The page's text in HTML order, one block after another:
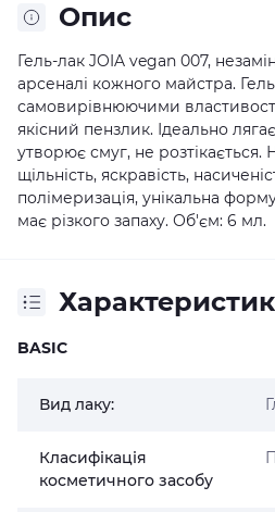
Опис
Гель-лак JOIA vegan 007,
арсеналі кожного майстра.
самовирівнюючими
якісний пензлик. Ідеально
утворює смуг, не розтікається.
щільність, яскравість,
полімеризація, унікальна
має різкого запаху. Об'єм: 6 мл.
BASIC
Вид лаку:
Класифікація
косметичного засобу